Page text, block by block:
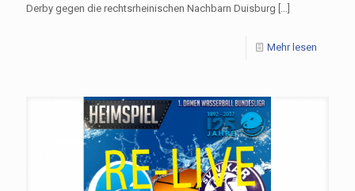
Derby gegen die rechtsrheinischen Nachbarn Duisburg […]
Mehr lesen